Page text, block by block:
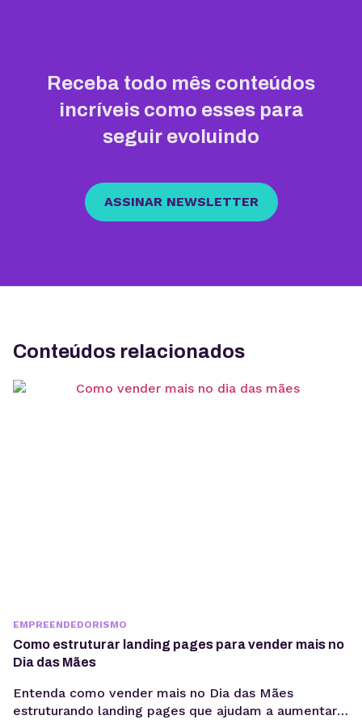
Receba todo mês conteúdos
incríveis como esses para
seguir evoluindo
ASSINAR NEWSLETTER
Conteúdos relacionados
EMPREENDEDORISMO
Como estruturar landing pages para vender mais no
Dia das Mães
Entenda como vender mais no Dia das Mães
estruturando landing pages que ajudam a aumentar